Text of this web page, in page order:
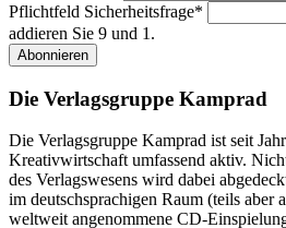
Pflichtfeld Sicherheitsfrage*
addieren Sie 9 und 1.
Abonnieren
Die Verlagsgruppe Kamprad
Die Verlagsgruppe Kamprad ist seit
Kreativwirtschaft umfassend aktiv.
des Verlagswesens wird dabei
im deutschsprachigen Raum (teils aber
weltweit angenommene CD-